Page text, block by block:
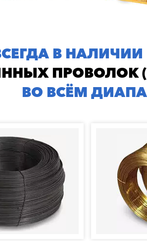
В НАЛИЧИИ
ПРОВОЛОК
ВО ВСЁМ